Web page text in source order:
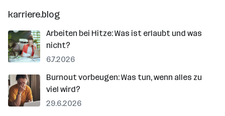
karriere.blog
Arbeiten bei Hitze: Was ist erlaubt und was
nicht?
6.7.2026
Burnout vorbeugen: Was tun, wenn alles zu
viel wird?
29.6.2026